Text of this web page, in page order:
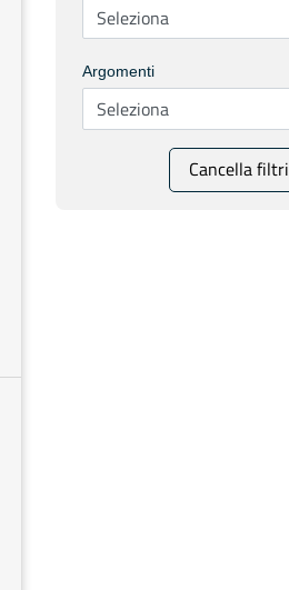
Argomenti
Cancella filtri